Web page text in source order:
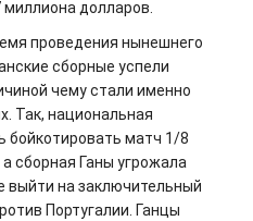
долларов.
проведения нынешнего
сборные успели
чему стали именно
Так, национальная
бойкотировать матч 1/8
сборная Ганы угрожала
выйти на заключительный
Португалии. Ганцы